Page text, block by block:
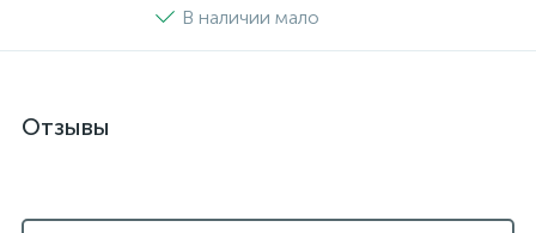
В наличии мало
Отзывы